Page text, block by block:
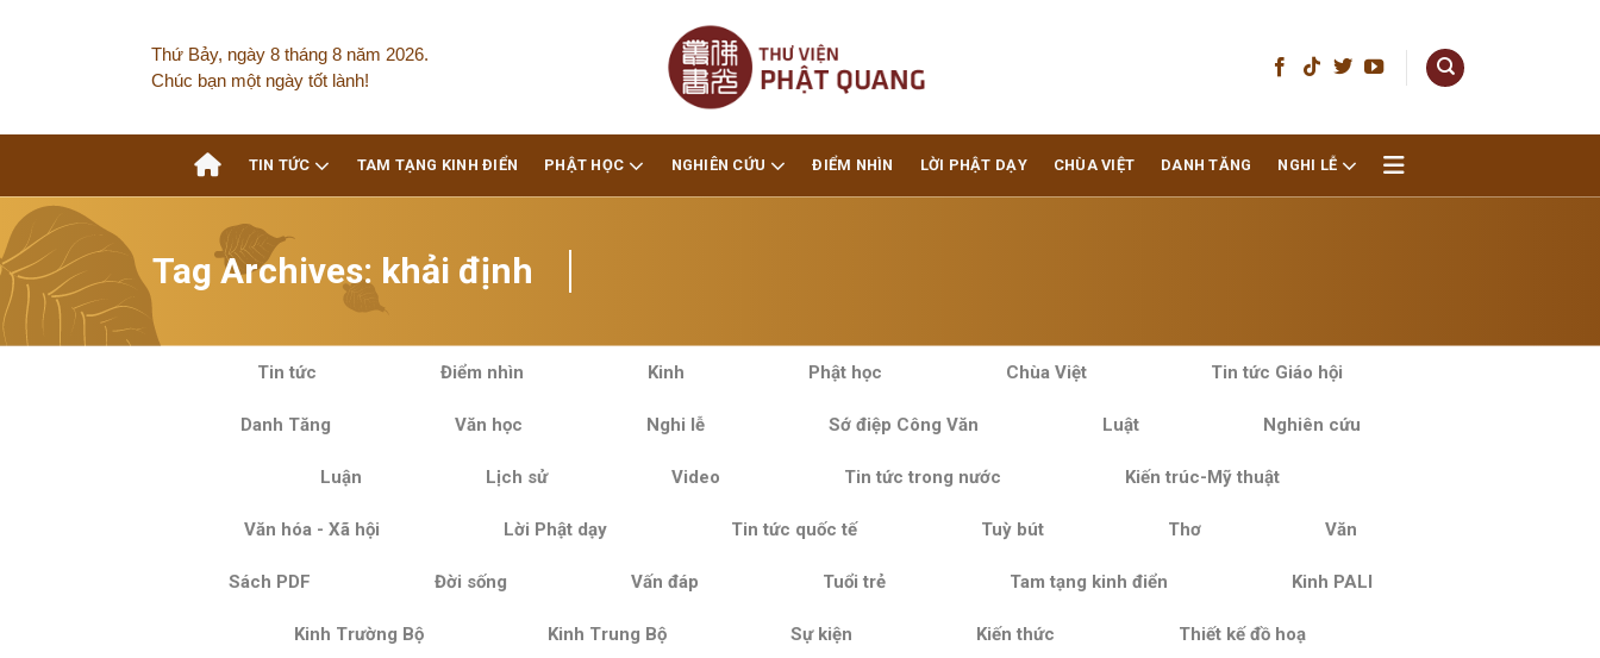
Thứ Bảy, ngày 8 tháng 8 năm 2026.
Chúc bạn một ngày tốt lành!
TIN TỨC TAM TẠNG KINH ĐIỂN PHẬT HỌC NGHIÊN CỨU ĐIỂM NHÌN LỜI PHẬT DẠY CHÙA VIỆT DANH TĂNG NGHI LỄ
Tag Archives: khải định
Tin tức Điểm nhìn Kinh Phật học Chùa Việt Tin tức Giáo hội
Danh Tăng Văn học Nghi lễ Sớ điệp Công Văn Luật Nghiên cứu
Luận Lịch sử Video Tin tức trong nước Kiến trúc-Mỹ thuật
Văn hóa - Xã hội Lời Phật dạy Tin tức quốc tế Tuỳ bút Thơ Văn
Sách PDF Đời sống Vấn đáp Tuổi trẻ Tam tạng kinh điển Kinh PALI
Kinh Trường Bộ Kinh Trung Bộ Sự kiện Kiến thức Thiết kế đồ hoạ